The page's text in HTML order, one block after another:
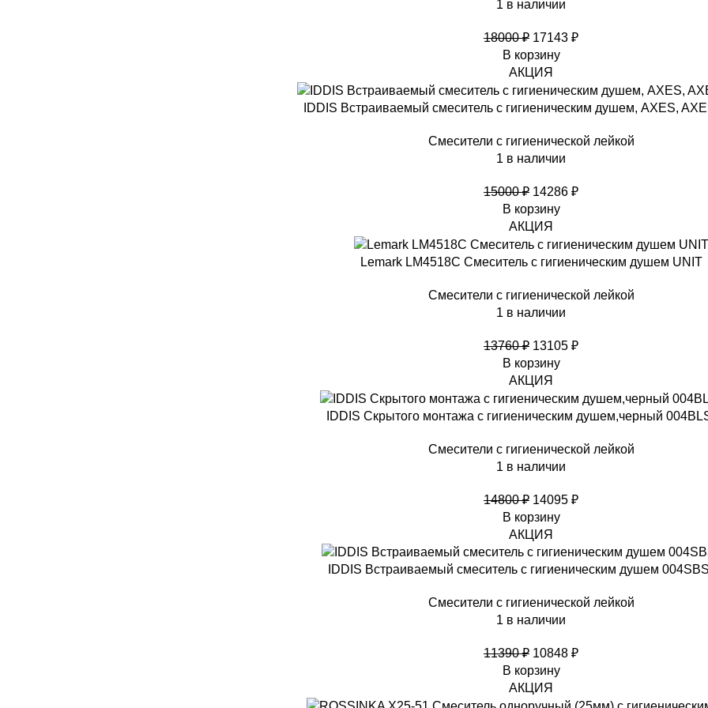
1 в наличии
18000₽ 17143 ₽
В корзину
АКЦИЯ
IDDIS Встраиваемый смеситель с гигиеническим душем, AXES,
Смесители с гигиенической лейкой
1 в наличии
15000₽ 14286 ₽
В корзину
АКЦИЯ
Lemark LM4518C Смеситель с гигиеническим душем UNIT
Смесители с гигиенической лейкой
1 в наличии
13760₽ 13105 ₽
В корзину
АКЦИЯ
IDDIS Скрытого монтажа с гигиеническим душем,черный
Смесители с гигиенической лейкой
1 в наличии
14800₽ 14095 ₽
В корзину
АКЦИЯ
IDDIS Встраиваемый смеситель с гигиеническим душем
Смесители с гигиенической лейкой
1 в наличии
11390₽ 10848 ₽
В корзину
АКЦИЯ